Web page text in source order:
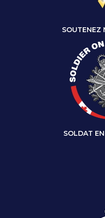
SOUTENEZ
SOLDAT